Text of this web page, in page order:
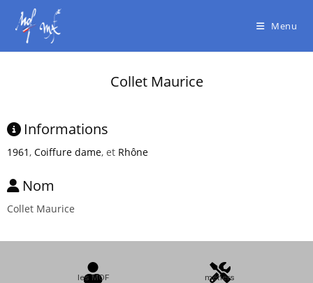
Menu
Collet Maurice
Informations
1961, Coiffure dame, et Rhône
Nom
Collet Maurice
les MOF métiers